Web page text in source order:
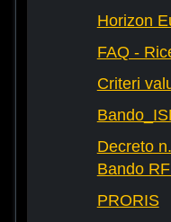
Horizon
FAQ -
Criteri
Decreto
Bando
PRORIS